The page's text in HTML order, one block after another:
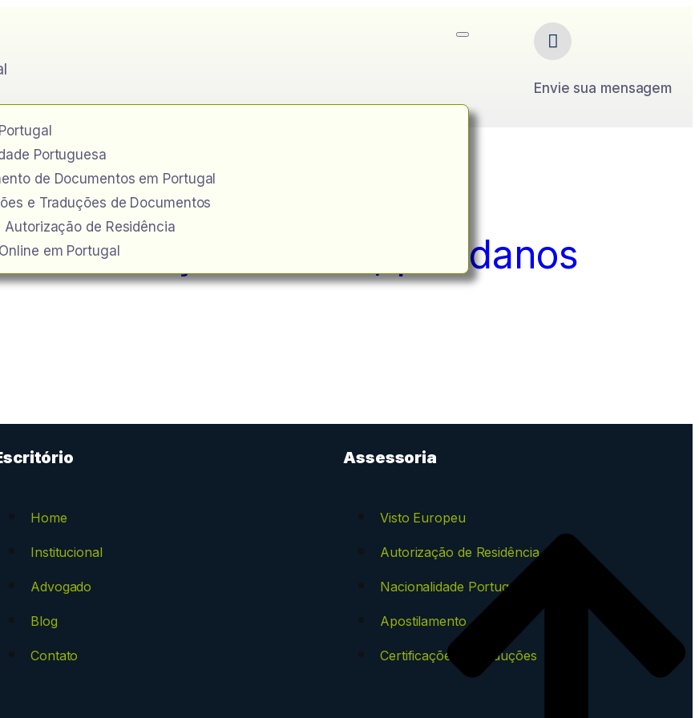
Portuguesa
de Documentos em Portugal
e Traduções de Documentos
Autorização de Residência
em Portugal
Envie sua mensagem
a Band, por danos
Home
Institucional
Advogado
Blog
Contato
Assessoria
Visto Europeu
Autorização de Residência
Nacionalidade Portuguesa
Apostilamento
Certificações e Traduções